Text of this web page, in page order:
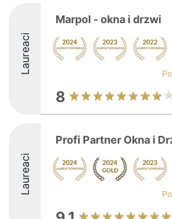
Laureaci
Marpol - okna i drzwi
8
Laureaci
Profi Partner Okna i